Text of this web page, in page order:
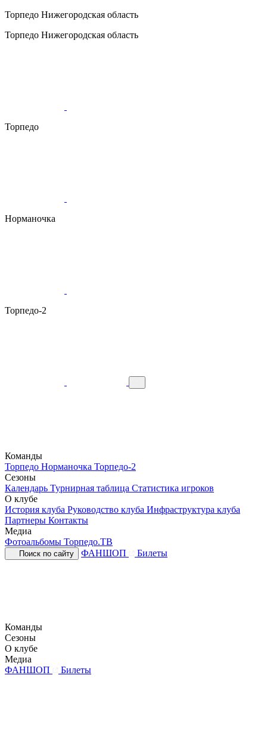
Торпедо Нижегородская область
Торпедо Нижегородская область
Торпедо
Норманочка
Торпедо-2
Команды
Торпедо Норманочка Торпедо-2
Сезоны
Календарь Турнирная таблица Статистика игроков
О клубе
История клуба Руководство клуба Инфраструктура клуба
Партнеры Контакты
Медиа
Фотоальбомы Торпедо.ТВ
Поиск по сайту ФАНШОП Билеты
Команды
Сезоны
О клубе
Медиа
ФАНШОП
Билеты